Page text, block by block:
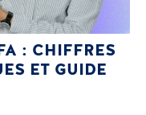
: CHIFFRES
ET GUIDE